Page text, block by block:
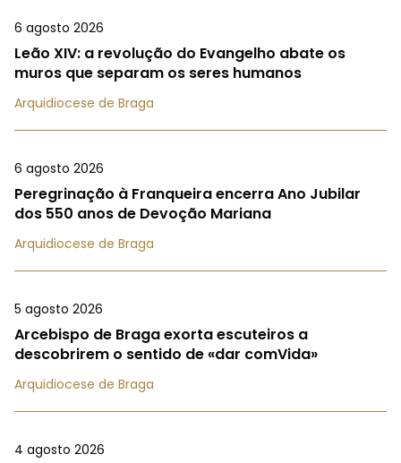
6 agosto 2026
Leão XIV: a revolução do Evangelho abate os
muros que separam os seres humanos
Arquidiocese de Braga
6 agosto 2026
Peregrinação à Franqueira encerra Ano Jubilar
dos 550 anos de Devoção Mariana
Arquidiocese de Braga
5 agosto 2026
Arcebispo de Braga exorta escuteiros a
descobrirem o sentido de «dar comVida»
Arquidiocese de Braga
4 agosto 2026